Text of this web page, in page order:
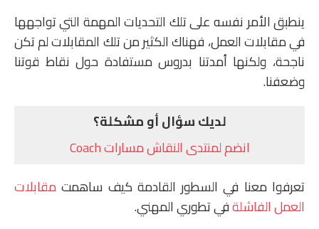
ينطبق الأمر نفسه على تلك التحديات المهمة التي تواجهها
في مقابلات العمل، فهناك الكثير من تلك المقابلات لم تكن
ناجحة، ولكنها أمدتنا بدروس مستفادة حول نقاط قوتنا
وضعفنا.
لديك سؤال أو مشكلة؟
انضم لمنتدى النقاش مسارات Coach
تعرفوا معنا في السطور القادمة كيف ساهمتمقابلات
العمل الفاشلةفي تطوري المهني.